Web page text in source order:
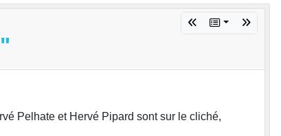
Pelhate et Hervé Pipard sont sur le cliché,